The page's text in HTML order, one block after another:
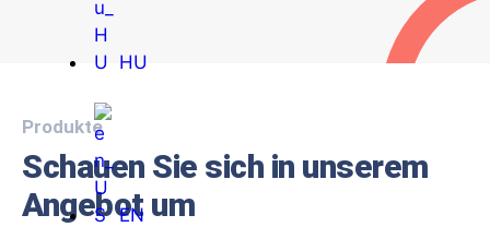
HU
EN
Produkte
Schauen Sie sich in unserem
Angebot um